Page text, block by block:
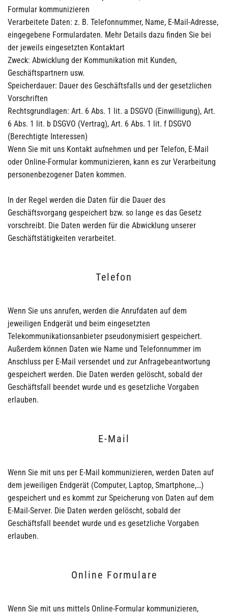
Formular kommunizieren
Verarbeitete Daten: z. B. Telefonnummer, Name, E-Mail-Adresse,
eingegebene Formulardaten. Mehr Details dazu finden Sie bei
der jeweils eingesetzten Kontaktart
Zweck: Abwicklung der Kommunikation mit Kunden,
Geschäftspartnern usw.
Speicherdauer: Dauer des Geschäftsfalls und der gesetzlichen
Vorschriften
Rechtsgrundlagen: Art. 6 Abs. 1 lit. a DSGVO (Einwilligung), Art.
6 Abs. 1 lit. b DSGVO (Vertrag), Art. 6 Abs. 1 lit. f DSGVO
(Berechtigte Interessen)
Wenn Sie mit uns Kontakt aufnehmen und per Telefon, E-Mail
oder Online-Formular kommunizieren, kann es zur Verarbeitung
personenbezogener Daten kommen.
In der Regel werden die Daten für die Dauer des
Geschäftsvorgang gespeichert bzw. so lange es das Gesetz
vorschreibt. Die Daten werden für die Abwicklung unserer
Geschäftstätigkeiten verarbeitet.
Telefon
Wenn Sie uns anrufen, werden die Anrufdaten auf dem
jeweiligen Endgerät und beim eingesetzten
Telekommunikationsanbieter pseudonymisiert gespeichert.
Außerdem können Daten wie Name und Telefonnummer im
Anschluss per E-Mail versendet und zur Anfragebeantwortung
gespeichert werden. Die Daten werden gelöscht, sobald der
Geschäftsfall beendet wurde und es gesetzliche Vorgaben
erlauben.
E-Mail
Wenn Sie mit uns per E-Mail kommunizieren, werden Daten auf
dem jeweiligen Endgerät (Computer, Laptop, Smartphone,…)
gespeichert und es kommt zur Speicherung von Daten auf dem
E-Mail-Server. Die Daten werden gelöscht, sobald der
Geschäftsfall beendet wurde und es gesetzliche Vorgaben
erlauben.
Online Formulare
Wenn Sie mit uns mittels Online-Formular kommunizieren,